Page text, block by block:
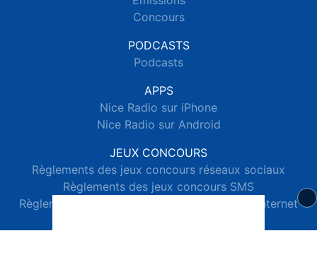
Concours
PODCASTS
Podcasts
APPS
Nice Radio sur iPhone
Nice Radio sur Android
JEUX CONCOURS
Règlements des jeux concours réseaux sociaux
Règlements des jeux concours SMS
Règlements des jeux concours téléphone et internet